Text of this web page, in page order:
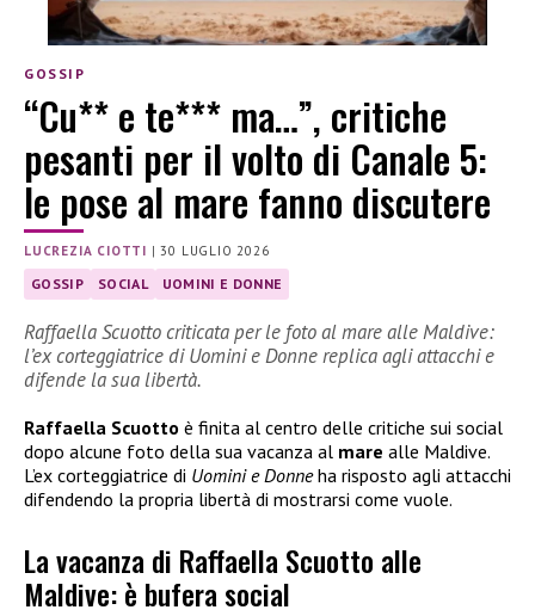
GOSSIP
“Cu** e te*** ma…”, critiche
pesanti per il volto di Canale 5:
le pose al mare fanno discutere
LUCREZIA CIOTTI |30 LUGLIO 2026
GOSSIP SOCIAL UOMINI E DONNE
Raffaella Scuotto criticata per le foto al mare alle Maldive:
l’ex corteggiatrice di Uomini e Donne replica agli attacchi e
difende la sua libertà.
Raffaella Scuotto è finita al centro delle critiche sui social
dopo alcune foto della sua vacanza al mare alle Maldive.
L’ex corteggiatrice di Uomini e Donneha risposto agli attacchi
difendendo la propria libertà di mostrarsi come vuole.
La vacanza di Raffaella Scuotto alle
Maldive: è bufera social